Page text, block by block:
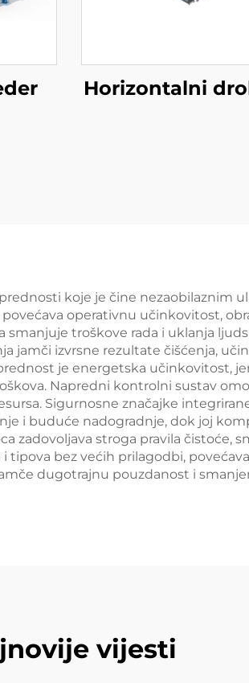
Horizontalni
koje je čine nezaobilaznim
operativnu učinkovitost,
troškove rada i uklanja
jamči izvrsne rezultate čišćenja,
je energetska učinkovitost,
Napredni kontrolni sustav
Sigurnosne značajke
i buduće nadogradnje, dok joj
zadovoljava stroga pravila čistoće,
bez većih prilagodbi,
dugotrajnu pouzdanost i
vijesti